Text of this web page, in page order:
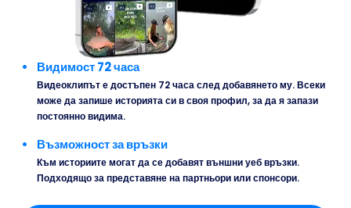
Видимост 72 часа
Видеоклипът е достъпен 72 часа след добавянето му. Всеки
може да запише историята си в своя профил, за да я запази
постоянно видима.
Възможност за връзки
Към историите могат да се добавят външни уеб връзки.
Подходящо за представяне на партньори или спонсори.